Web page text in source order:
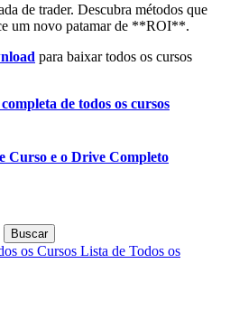
de trader. Descubra métodos que
um novo patamar de **ROI**.
para baixar todos os cursos
de todos os cursos
Curso e o Drive Completo
Buscar
os Cursos Lista de Todos os